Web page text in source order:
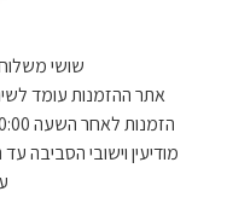
שושי